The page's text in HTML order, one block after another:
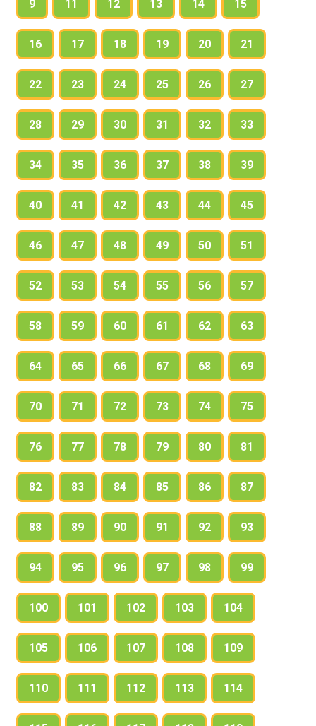
9 11 12 13 14 15
16 17 18 19 20 21
22 23 24 25 26 27
28 29 30 31 32 33
34 35 36 37 38 39
40 41 42 43 44 45
46 47 48 49 50 51
52 53 54 55 56 57
58 59 60 61 62 63
64 65 66 67 68 69
70 71 72 73 74 75
76 77 78 79 80 81
82 83 84 85 86 87
88 89 90 91 92 93
94 95 96 97 98 99
100 101 102 103 104
105 106 107 108 109
110 111 112 113 114